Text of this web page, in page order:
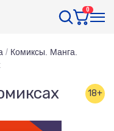
0
/ Комиксы. Манга.
18+